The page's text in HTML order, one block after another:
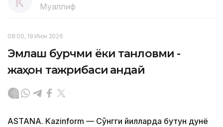
Муаллиф
08:00, 19 Июн 2026
Эмлаш бурчми ёки танловми -
жаҳон тажрибаси қандай
ASTANA. Kazinform — Сўнгги йилларда бутун дунё